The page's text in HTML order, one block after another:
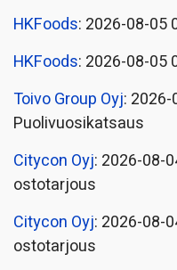
HKFoods: 2026-08-05
HKFoods: 2026-08-05
Toivo Group Oyj:
Puolivuosikatsaus
Citycon Oyj: 2026-08-
ostotarjous
Citycon Oyj: 2026-08-
ostotarjous